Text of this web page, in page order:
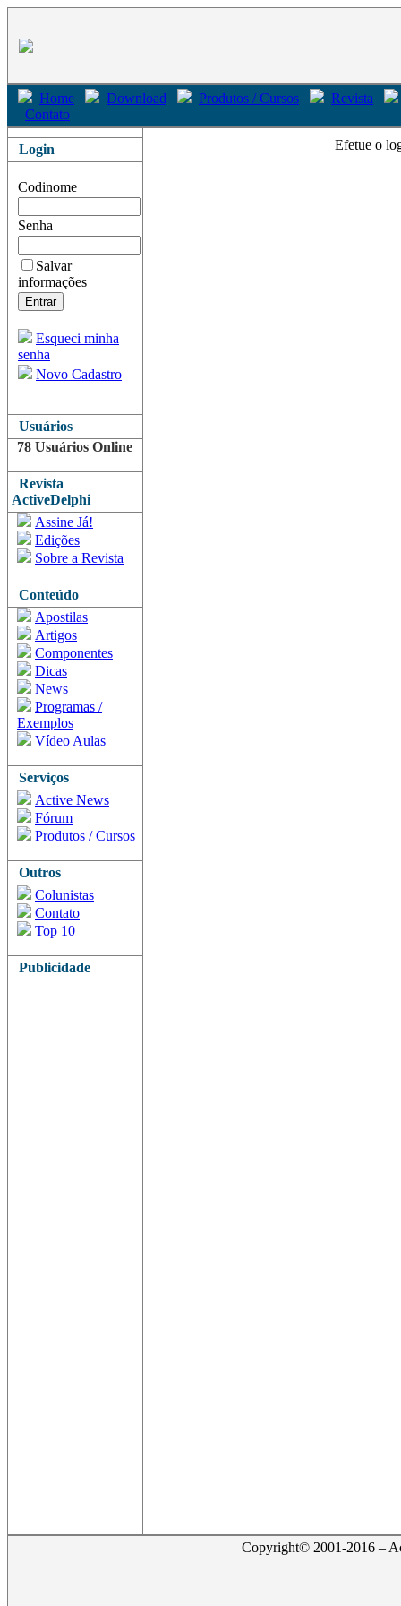
Home Download Produtos / Cursos
Revista
Contato
Login
Codinome
Senha
Salvar
informações
Esqueci minha
senha
Novo Cadastro
Usuários
78 Usuários Online
Revista
ActiveDelphi
Assine Já!
Edições
Sobre a Revista
Conteúdo
Apostilas
Artigos
Componentes
Dicas
News
Programas /
Exemplos
Vídeo Aulas
Serviços
Active News
Fórum
Produtos / Cursos
Outros
Colunistas
Contato
Top 10
Publicidade
Efetue o
Copyright© 2001-2016 –